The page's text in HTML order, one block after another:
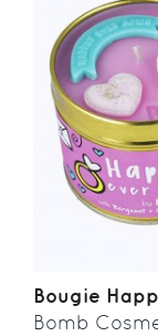
Bougie
Bomb